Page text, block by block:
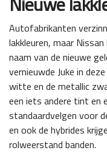
Autofabrikanten
lakkleuren, maar
naam van de nieuwe
vernieuwde Juke in
witte en de metallic
een iets andere tint en
standaardvelgen voor
en ook de hybrides
rolweerstand banden.